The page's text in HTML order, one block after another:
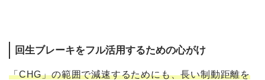
回生ブレーキをフル活用するための心がけ
「CHG」の範囲で減速するためにも、長い制動距離を